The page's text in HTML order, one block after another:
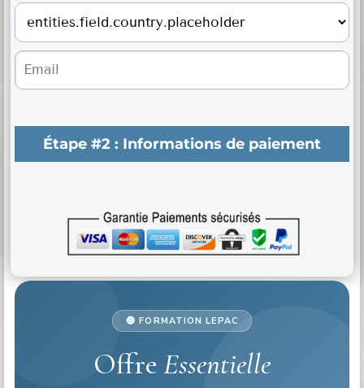
Étape #2 : Informations de paiement
🔵 FORMATION LEPAC
Offre Essentielle